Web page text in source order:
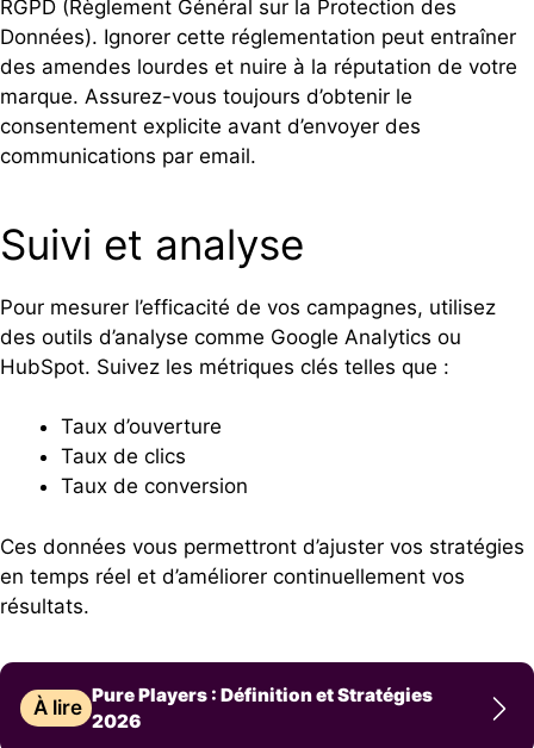
RGPD (Règlement Général sur la Protection des
Données). Ignorer cette réglementation peut entraîner
des amendes lourdes et nuire à la réputation de votre
marque. Assurez-vous toujours d’obtenir le
consentement explicite avant d’envoyer des
communications par email.
Suivi et analyse
Pour mesurer l’efficacité de vos campagnes, utilisez
des outils d’analyse comme Google Analytics ou
HubSpot. Suivez les métriques clés telles que :
Taux d’ouverture
Taux de clics
Taux de conversion
Ces données vous permettront d’ajuster vos stratégies
en temps réel et d’améliorer continuellement vos
résultats.
À lire
Pure Players : Définition et Stratégies
2026